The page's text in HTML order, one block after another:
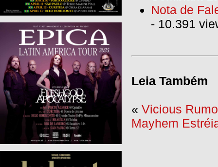
Nota de
- 10.391
Leia Também
« Vicious
Mayhem